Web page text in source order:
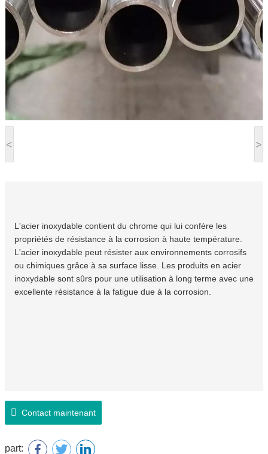
< >
L'acier inoxydable contient du chrome qui lui confère les
propriétés de résistance à la corrosion à haute température.
L'acier inoxydable peut résister aux environnements corrosifs
ou chimiques grâce à sa surface lisse. Les produits en acier
inoxydable sont sûrs pour une utilisation à long terme avec une
excellente résistance à la fatigue due à la corrosion.
Contact maintenant
part: